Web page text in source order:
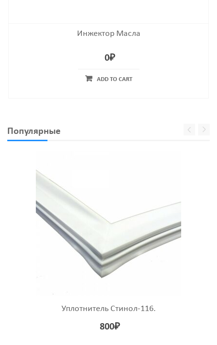
Инжектор Масла
0₽
ADD TO CART
Популярные
Уплотнитель Стинол-116.
800₽